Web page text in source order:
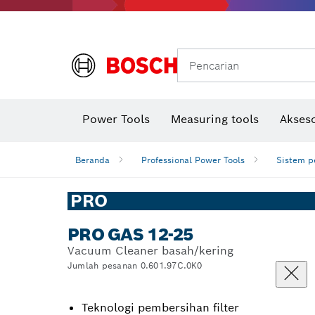
Pencarian
Power Tools Measuring tools
Beranda Professional Power Tools Sistem
PRO
PRO GAS 12-25
Vacuum Cleaner basah/kering
Jumlah pesanan 0.601.97C.0K0
Teknologi pembersihan filter